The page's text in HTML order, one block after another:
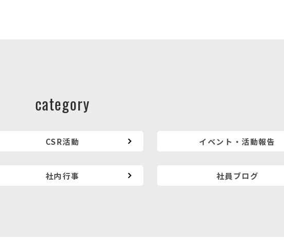
category
CSR活動 イベント・活動報告
社内行事 社員ブログ